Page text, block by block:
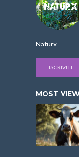
Naturx
ISCRIVITI
MOST